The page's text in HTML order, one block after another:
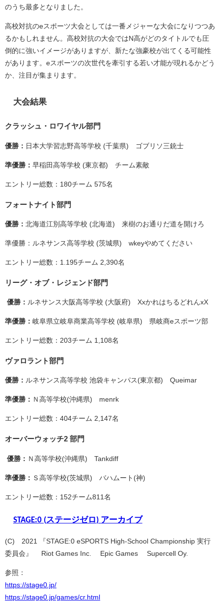
のうち最多となりました。
高校対抗のeスポーツ大会としては一番メジャーな大会になりつつあ
るかもしれません。高校対抗の大会ではN高がどのタイトルでも圧
倒的に強いイメージがありますが、新たな強豪校が出てくる可能性
があります。eスポーツの次世代を牽引する若い才能が現れるかどう
か、注目が集まります。
大会結果
クラッシュ・ロワイヤル部門
優勝： 日本大学習志野高等学校 (千葉県) ゴブリソ三銃士
準優勝： 早稲田高等学校 (東京都) チーム素敵
エントリー総数：180チーム 575名
フォートナイト部門
優勝： 北海道江別高等学校 (北海道) 来樹のお通りだ道を開けろ
準優勝：ルネサンス高等学校 (茨城県) wkeyやめてください
エントリー総数：1.195チーム 2,390名
リーグ・オブ・レジェンド部門
優勝： ルネサンス大阪高等学校 (大阪府) XxかれはちるどれんxX
準優勝： 岐阜県立岐阜商業高等学校 (岐阜県) 県岐商eスポーツ部
エントリー総数：203チーム 1,108名
ヴァロラント部門
優勝： ルネサンス高等学校 池袋キャンパス(東京都) Queimar
準優勝： Ｎ高等学校(沖縄県) menrk
エントリー総数：404チーム 2,147名
オーバーウォッチ2 部門
優勝： Ｎ高等学校(沖縄県) Tankdiff
準優勝： Ｓ高等学校(茨城県) バハムート(神)
エントリー総数：152チーム811名
STAGE:0 (ステージゼロ) アーカイブ
(C)©2021 『STAGE:0 eSPORTS High-School Championship 実行
委員会』
©Riot Games Inc. ©Epic Games ©Supercell Oy.
参照：
https://stage0.jp/
https://stage0.jp/games/cr.html